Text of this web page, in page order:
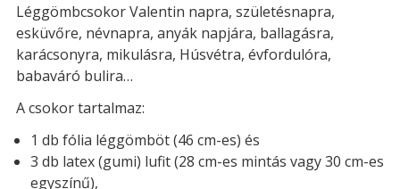
Léggömbcsokor Valentin napra, születésnapra,
esküvőre, névnapra, anyák napjára, ballagásra,
karácsonyra, mikulásra, Húsvétra, évfordulóra,
babaváró bulira…
A csokor tartalmaz:
1 db fólia léggömböt (46 cm-es) és
3 db latex (gumi) lufit (28 cm-es mintás vagy 30 cm-es
egyszínű),